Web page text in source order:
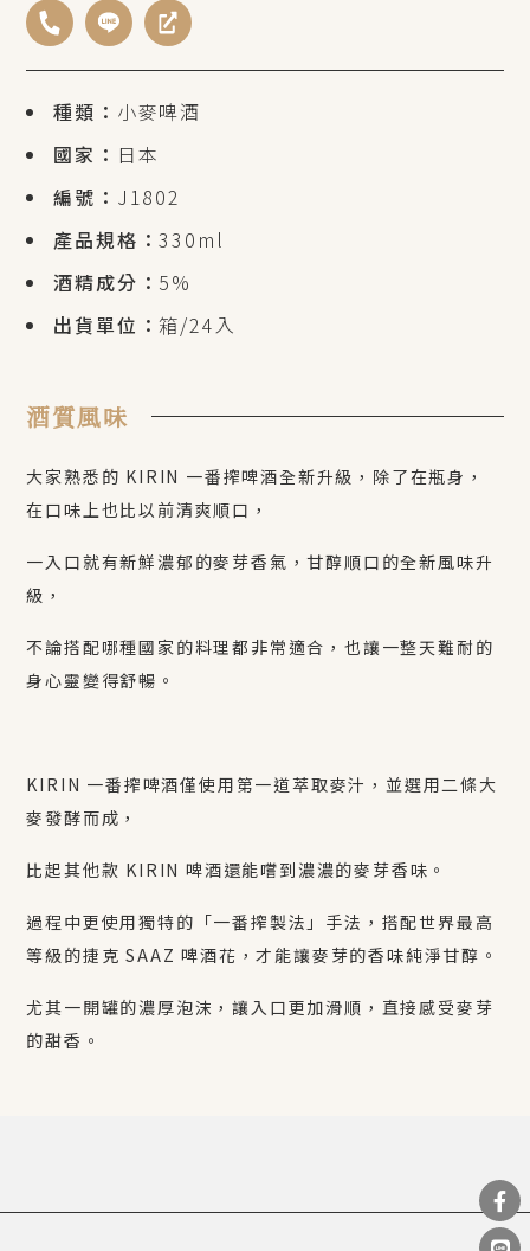
種類： 小麥啤酒
國家： 日本
編號： J1802
產品規格：330ml
酒精成分： 5%
出貨單位：箱/24入
酒質風味
大家熟悉的 KIRIN 一番搾啤酒全新升級，除了在瓶身，
在口味上也比以前清爽順口，
一入口就有新鮮濃郁的麥芽香氣，甘醇順口的全新風味升
級，
不論搭配哪種國家的料理都非常適合，也讓一整天難耐的
身心靈變得舒暢。
KIRIN 一番搾啤酒僅使用第一道萃取麥汁，並選用二條大
麥發酵而成，
比起其他款 KIRIN啤酒還能嚐到濃濃的麥芽香味。
過程中更使用獨特的「一番搾製法」手法，搭配世界最高
等級的捷克 SAAZ啤酒花，才能讓麥芽的香味純淨甘醇。
尤其一開罐的濃厚泡沫，讓入口更加滑順，直接感受麥芽
的甜香。